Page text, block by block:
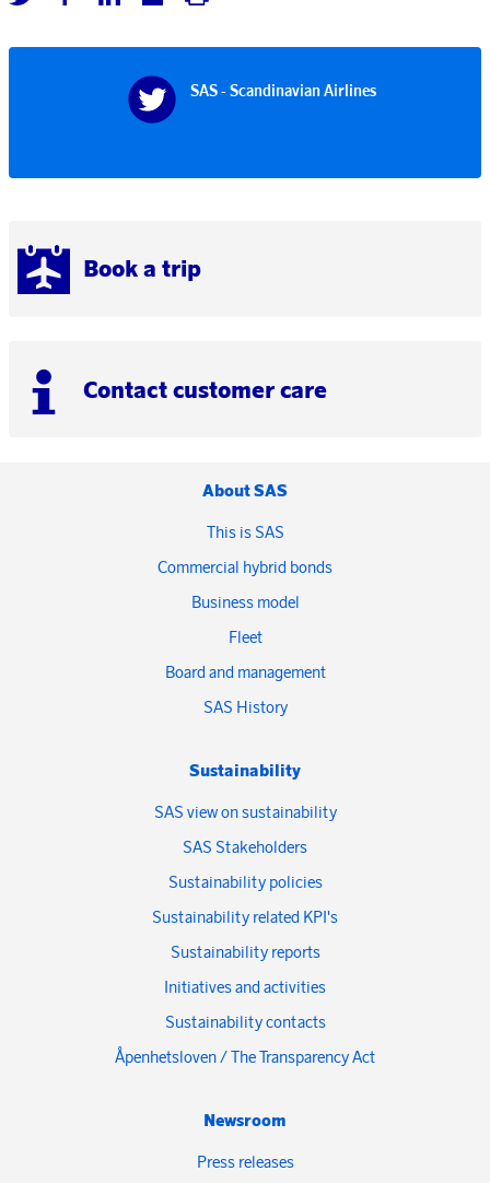
Book a trip
Contact customer care
SAS - Scandinavian Airlines
About SAS
This is SAS
Commercial hybrid bonds
Business model
Fleet
Board and management
SAS History
Sustainability
SAS view on sustainability
SAS Stakeholders
Sustainability policies
Sustainability related KPI's
Sustainability reports
Initiatives and activities
Sustainability contacts
Åpenhetsloven / The Transparency Act
Newsroom
Press releases